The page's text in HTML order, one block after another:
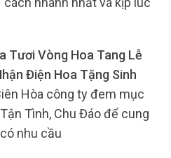
Tươi Vòng Hoa Tang Lễ
Điện Hoa Tặng Sinh
Hòa công ty đem mục
Tình, Chu Đáo để cung
nhu cầu